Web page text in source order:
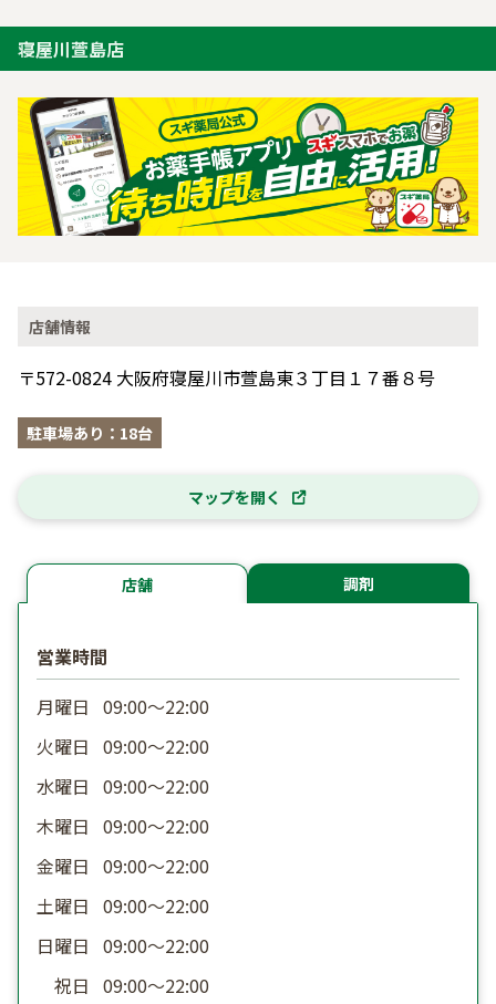
寝屋川萱島店
店舗情報
〒572-0824 大阪府寝屋川市萱島東３丁目１７番８号
駐車場あり：18台
マップを開く
店舗 調剤
営業時間
月曜日 09:00〜22:00
火曜日 09:00〜22:00
水曜日 09:00〜22:00
木曜日 09:00〜22:00
金曜日 09:00〜22:00
土曜日 09:00〜22:00
日曜日 09:00〜22:00
祝日 09:00〜22:00